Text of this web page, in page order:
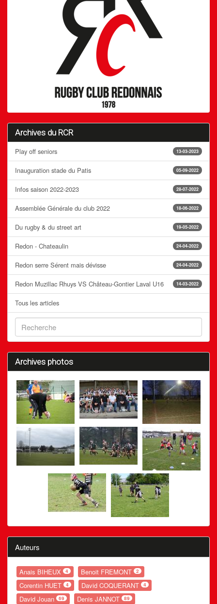
Archives du RCR
13-03-2023
Play off seniors
05-09-2022
Inauguration stade du Patis
28-07-2022
Infos saison 2022-2023
18-06-2022
Assemblée Générale du club 2022
19-05-2022
Du rugby & du street art
24-04-2022
Redon - Chateaulin
24-04-2022
Redon serre Sérent mais dévisse
14-03-2022
Redon Muzillac Rhuys VS Château-Gontier Laval U16
Tous les articles
Archives photos
Auteurs
Anais BIHEUX 4 Benoit FREMONT 2
Corentin HUET 4 David COQUERANT 4
David Jouan 69 Denis JANNOT 89